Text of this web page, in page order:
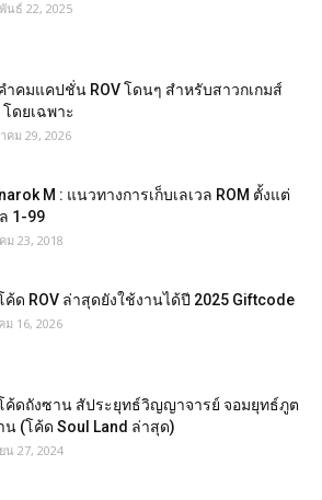
นธ์ 22, 2025
ำคมแคปชั่น ROV โดนๆ สำหรับสาวกเกมส์
โดยเฉพาะ
คม 29, 2026
M : แนวทางการเก็บเลเวล ROM ตั้งแต่
1-99
ม 23, 2018
ค้ด ROV ล่าสุดยังใช้งานได้ปี 2025 Giftcode
ม 16, 2026
ค้ดถังซาน สัประยุทธ์วิญญาจารย์ จอมยุทธ์ภูต
น (โค้ด Soul Land ล่าสุด)
น 27, 2024